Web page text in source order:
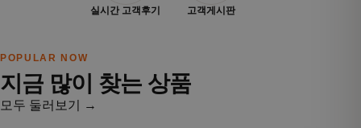
실시간 고객후기 고객게시판
POPULAR NOW
지금 많이 찾는 상품
모두 둘러보기 →